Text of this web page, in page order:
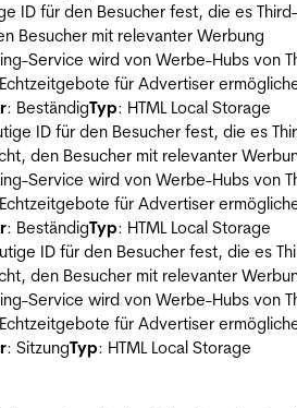
ID für den Besucher fest, die es
Besucher mit relevanter Werbung
Service wird von Werbe-Hubs von
für Advertiser
: BeständigTyp: HTML Local Storage
ID für den Besucher fest, die es
den Besucher mit relevanter
Service wird von Werbe-Hubs von
für Advertiser
: BeständigTyp: HTML Local Storage
ID für den Besucher fest, die es
den Besucher mit relevanter
Service wird von Werbe-Hubs von
für Advertiser
: SitzungTyp: HTML Local Storage